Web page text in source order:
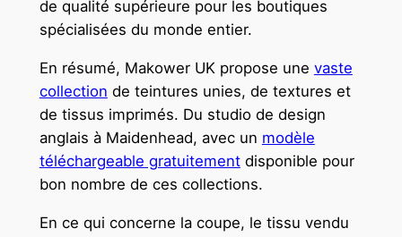
de qualité supérieure pour les boutiques
spécialisées du monde entier.
En résumé, Makower UK propose une vaste
collection de teintures unies, de textures et
de tissus imprimés. Du studio de design
anglais à Maidenhead, avec un modèle
téléchargeable gratuitementdisponible pour
bon nombre de ces collections.
En ce qui concerne la coupe, le tissu vendu